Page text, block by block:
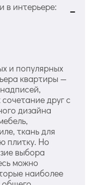
в интерьере:
и популярных
квартиры —
друг с
дизайна
ткань для
плитку. Но
выбора
можно
наиболее